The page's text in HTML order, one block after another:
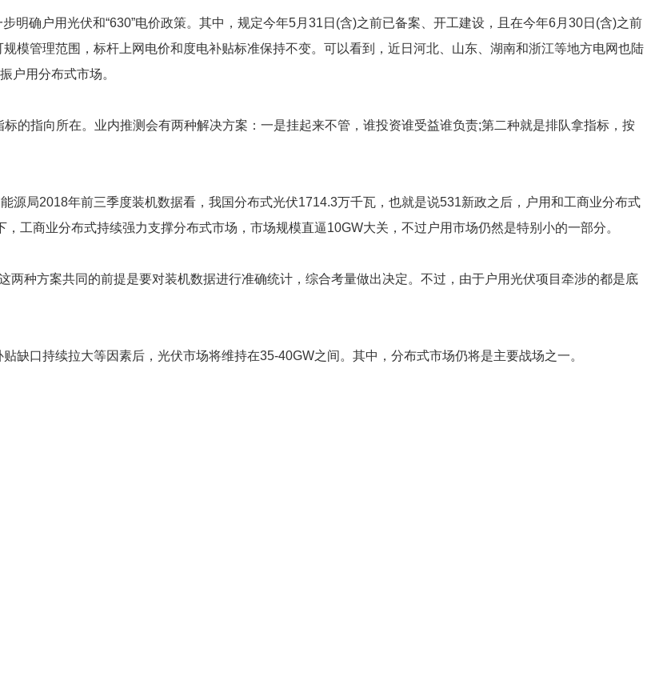
明确户用光伏和“630”电价政策。其中，规定今年5月31日(含)之前已备案、开工建设，且在今年6月30日(含)之前
模管理范围，标杆上网电价和度电补贴标准保持不变。可以看到，近日河北、山东、湖南和浙江等地方电网也陆
户用分布式市场。
的指向所在。业内推测会有两种解决方案：一是挂起来不管，谁投资谁受益谁负责;第二种就是排队拿指标，按
源局2018年前三季度装机数据看，我国分布式光伏1714.3万千瓦，也就是说531新政之后，户用和工商业分布式
工商业分布式持续强力支撑分布式市场，市场规模直逼10GW大关，不过户用市场仍然是特别小的一部分。
种方案共同的前提是要对装机数据进行准确统计，综合考量做出决定。不过，由于户用光伏项目牵涉的都是底
缺口持续拉大等因素后，光伏市场将维持在35-40GW之间。其中，分布式市场仍将是主要战场之一。